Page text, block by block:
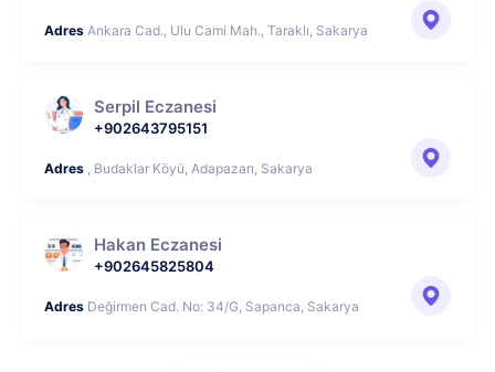
Adres Ankara Cad., Ulu Cami Mah., Taraklı, Sakarya
Serpil Eczanesi
+902643795151
Adres , Budaklar Köyü, Adapazarı, Sakarya
Hakan Eczanesi
+902645825804
Adres Değirmen Cad. No: 34/G, Sapanca, Sakarya